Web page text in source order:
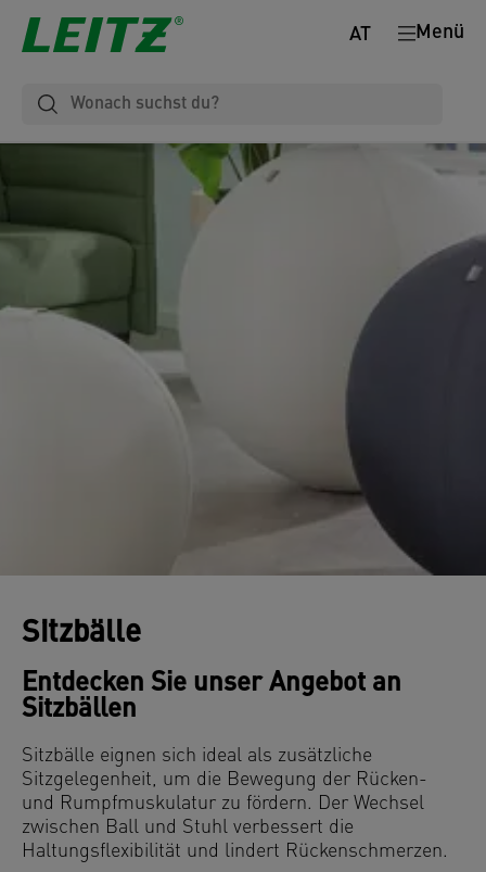
Menü
AT
Sitzbälle
Entdecken Sie unser Angebot an
Sitzbällen
Sitzbälle eignen sich ideal als zusätzliche
Sitzgelegenheit, um die Bewegung der Rücken-
und Rumpfmuskulatur zu fördern. Der Wechsel
zwischen Ball und Stuhl verbessert die
Haltungsflexibilität und lindert Rückenschmerzen.